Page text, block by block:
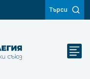
Търси
лекарски съюз